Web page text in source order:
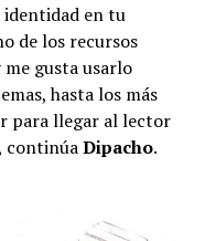
identidad en tu
de los recursos
gusta usarlo
hasta los más
para llegar al lector
continúaDipacho.